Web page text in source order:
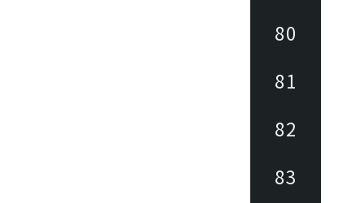
80
81
82
83